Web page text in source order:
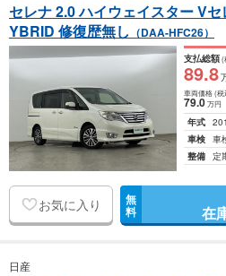
セレナ 2.0 ハイウェイスター V
YBRID 修復歴無し （DAA-HFC26）
支払総額(
89.8
車両価格(税
79.0万円
年式
車検 車
整備 定
お気に入り 無
料 在
日産